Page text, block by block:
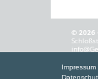
© 2026
Impressum